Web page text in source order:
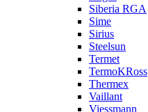
Siberia RGA
Sime
Sirius
Steelsun
Termet
TermoKRoss
Thermex
Vaillant
Viessmann